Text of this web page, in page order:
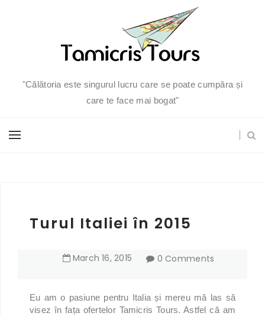
"Călătoria este singurul lucru care se poate cumpăra și
care te face mai bogat"
Turul Italiei în 2015
March 16,2015 0 Comments
Eu am o pasiune pentru Italia și mereu mă las să
visez în fața ofertelor Tamicris Tours. Astfel că am